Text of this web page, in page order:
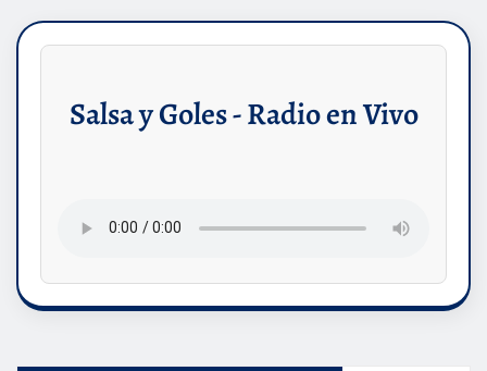
Salsa y Goles - Radio en Vivo